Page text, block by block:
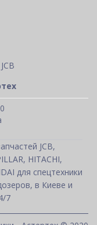
JCB,
HITACHI,
для спецтехники
в Киеве и
7